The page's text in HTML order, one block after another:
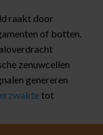
raakt door
of botten.
zenuwcellen
genereren
tot